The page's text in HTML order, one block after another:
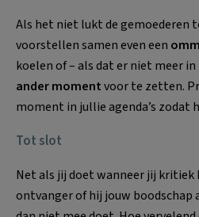
Als het niet lukt de gemoederen
voorstellen samen even een
koelen of – als dat er niet meer
ander momentvoor te zetten.
moment in jullie agenda’s zodat
Tot slot
Net als jij doet wanneer jij
ontvanger of hij jouw boodschap